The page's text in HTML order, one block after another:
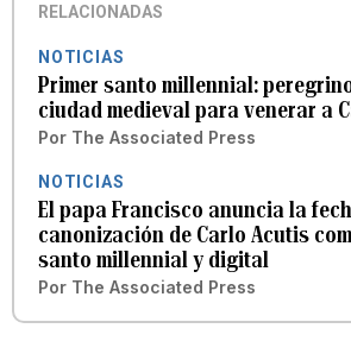
RELACIONADAS
NOTICIAS
Primer santo millennial:
ciudad medieval para venerar a
Por The Associated Press
NOTICIAS
El papa Francisco anuncia la
canonización de Carlo Acutis
santo millennial y digital
Por The Associated Press